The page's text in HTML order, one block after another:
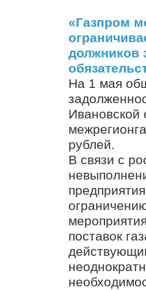
«Газпром
должников
На 1 мая
Ивановской
рублей.
В связи с
поставок